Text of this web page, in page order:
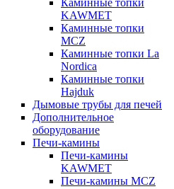
KAWMET
Каминные топки
MCZ
Каминные топки La
Nordica
Каминные топки
Hajduk
Дымовые трубы для печей
Дополнительное
оборудование
Печи-камины
Печи-камины
KAWMET
Печи-камины MCZ